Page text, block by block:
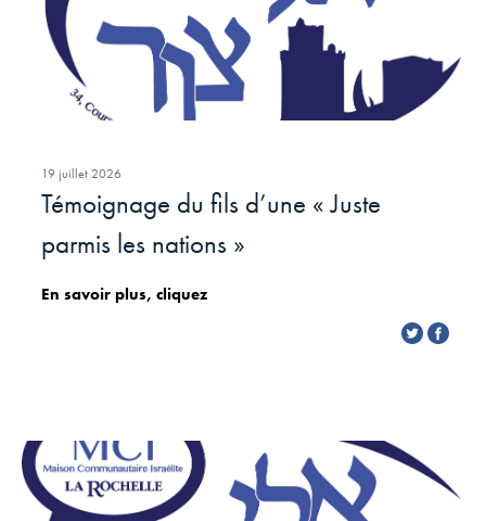
19 juillet 2026
Témoignage du fils d’une « Juste
parmis les nations »
En savoir plus, cliquez